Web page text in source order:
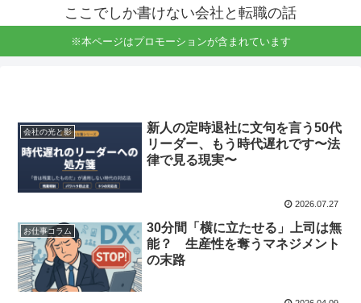
ここでしか書けない会社と転職の話
※本ページはプロモーションが含まれています
会社の光と影
新人の定時退社に文句を言う50代
リーダー、もう時代遅れです〜法
律で見る現実〜
2026.07.27
お仕事コラム
30分間「横に立たせる」上司は無
能？ 生産性を奪うマネジメント
の末路